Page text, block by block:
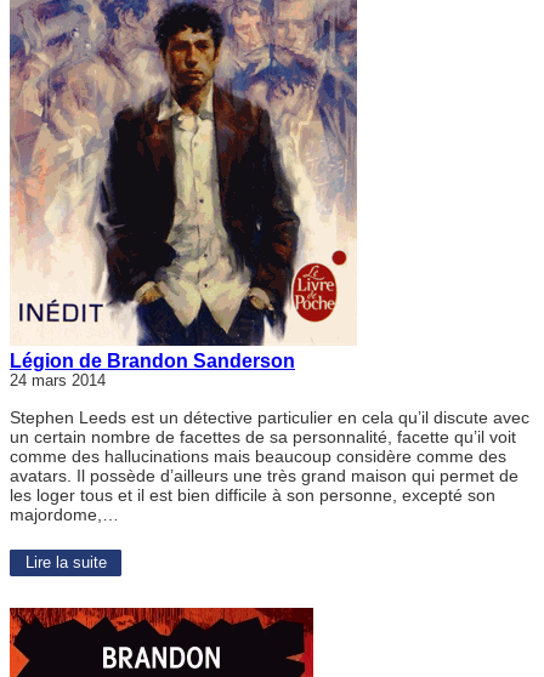
Légion de Brandon Sanderson
24 mars 2014
Stephen Leeds est un détective particulier en cela qu’il discute avec
un certain nombre de facettes de sa personnalité, facette qu’il voit
comme des hallucinations mais beaucoup considère comme des
avatars. Il possède d’ailleurs une très grand maison qui permet de
les loger tous et il est bien difficile à son personne, excepté son
majordome,…
Lire la suite